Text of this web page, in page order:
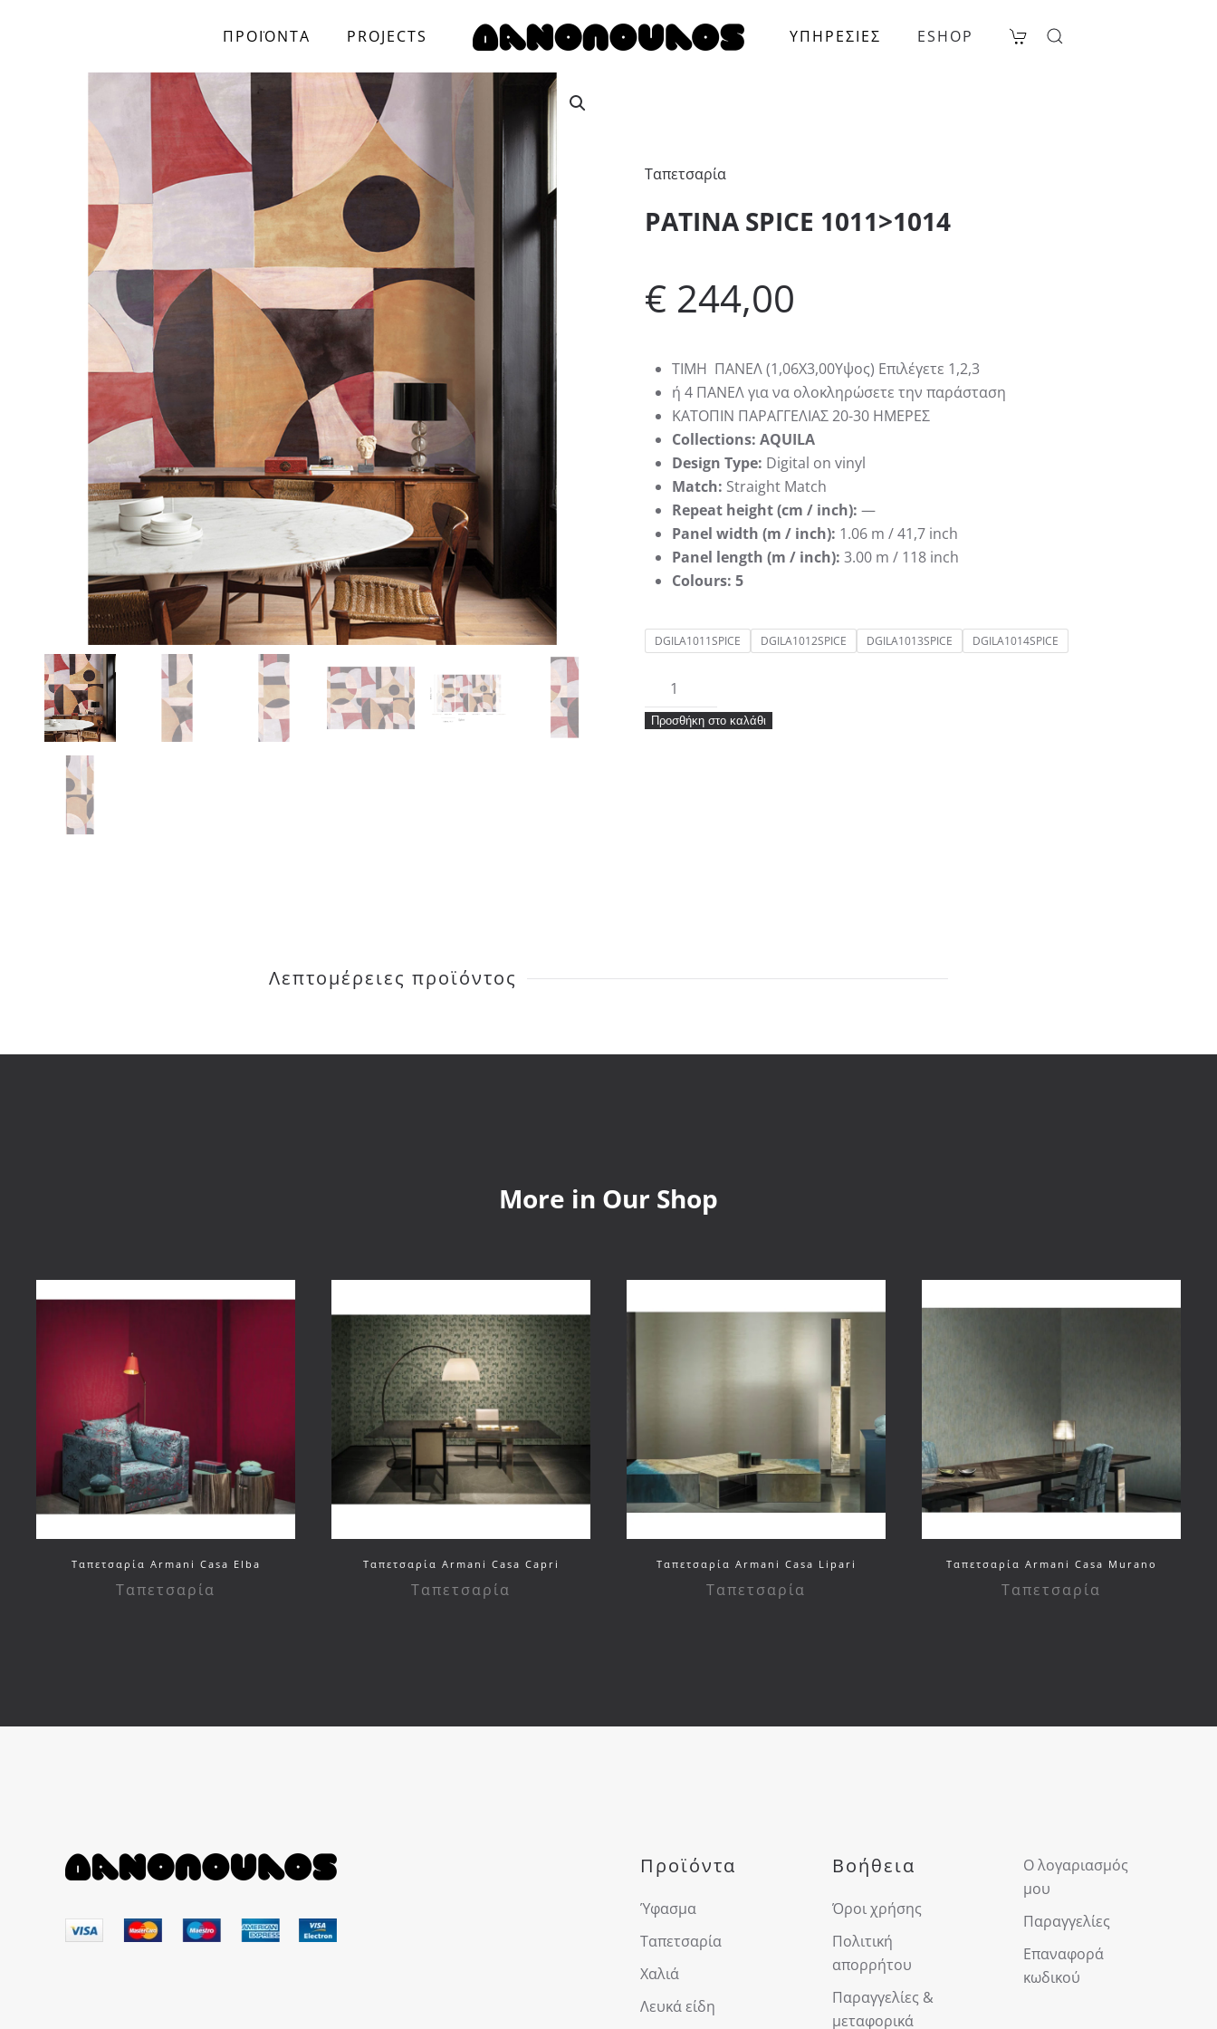
ΠΡΟΪΟΝΤΑ PROJECTS ΥΠΗΡΕΣΙΕΣ ESHOP
Ταπετσαρία
PATINA SPICE 1011>1014
€ 244,00
ΤΙΜΗ ΠΑΝΕΛ (1,06Χ3,00Υψος) Επιλέγετε 1,2,3
ή 4 ΠΑΝΕΛ για να ολοκληρώσετε την παράσταση
ΚΑΤΟΠΙΝ ΠΑΡΑΓΓΕΛΙΑΣ 20-30 ΗΜΕΡΕΣ
Collections: AQUILA
Design Type: Digital on vinyl
Match: Straight Match
Repeat height (cm / inch): —
Panel width (m / inch): 1.06 m / 41,7 inch
Panel length (m / inch): 3.00 m / 118 inch
Colours: 5
DGILA1011SPICE DGILA1012SPICE DGILA1013SPICE DGILA1014SPICE
PATINA
SPICE
1011>1014
Προσθήκη στο καλάθι
Λεπτομέρειες προϊόντος
More in Our Shop
Ταπετσαρία Armani Casa Elba
Ταπετσαρία
Ταπετσαρία Armani Casa Capri
Ταπετσαρία
Ταπετσαρία Armani Casa Lipari
Ταπετσαρία
Ταπετσαρία Armani Casa Murano
Ταπετσαρία
Προϊόντα
Ύφασμα
Ταπετσαρία
Χαλιά
Λευκά είδη
Βοήθεια
Όροι χρήσης
Πολιτική
απορρήτου
Παραγγελίες &
μεταφορικά
Ο λογαριασμός
μου
Παραγγελίες
Επαναφορά
κωδικού